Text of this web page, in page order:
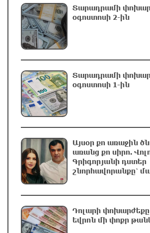
Թրամփի 400 միլիոն դոլար
Սպիտակ տան
նախագիծը
զբոսաշրջիկներին
այրվածքներով
«Այրվածքաբանության
Տարադրամի
օգոստոսի 2-ին
Տարադրամի
օգոստոսի 1-ին
Այսօր քո առաջին
առանց քո սիրո.
Գրիգորյանի դստեր
շնորհավորանքը՝
Դոլարի փոխարժեքը
եվրոն մի փոքր